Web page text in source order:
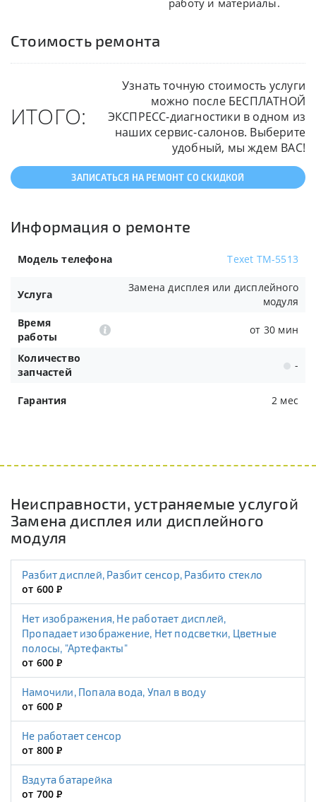
работу и материалы.
Стоимость ремонта
ИТОГО:
Узнать точную стоимость услуги
можно после БЕСПЛАТНОЙ
ЭКСПРЕСС-диагностики в одном из
наших сервис-салонов. Выберите
удобный, мы ждем ВАС!
ЗАПИСАТЬСЯ НА РЕМОНТ СО СКИДКОЙ
Информация о ремонте
Модель телефона Texet TM-5513
Услуга
Замена дисплея или дисплейного
модуля
Время
работы
от 30 мин
Количество
запчастей
-
Гарантия 2 мес
Неисправности, устраняемые услугой
Замена дисплея или дисплейного
модуля
Разбит дисплей, Разбит сенсор, Разбито стекло
от 600Р
Нет изображения, Не работает дисплей,
Пропадает изображение, Нет подсветки, Цветные
полосы, "Артефакты"
от 600Р
Намочили, Попала вода, Упал в воду
от 600Р
Не работает сенсор
от 800Р
Вздута батарейка
от 700Р